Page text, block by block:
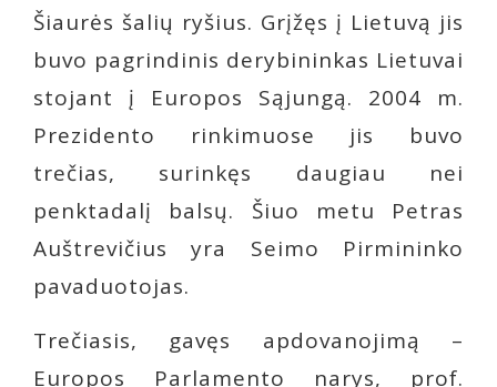
Šiaurės šalių ryšius. Grįžęs į Lietuvą jis
buvo pagrindinis derybininkas Lietuvai
stojant į Europos Sąjungą. 2004 m.
Prezidento rinkimuose jis buvo
trečias, surinkęs daugiau nei
penktadalį balsų. Šiuo metu Petras
Auštrevičius yra Seimo Pirmininko
pavaduotojas.
Trečiasis, gavęs apdovanojimą –
Europos Parlamento narys, prof.